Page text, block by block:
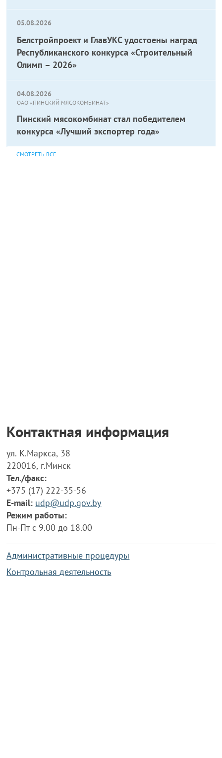
05.08.2026
Белстройпроект и ГлавУКС удостоены наград
Республиканского конкурса «Строительный
Олимп – 2026»
04.08.2026
ОАО «ПИНСКИЙ МЯСОКОМБИНАТ»
Пинский мясокомбинат стал победителем
конкурса «Лучший экспортер года»
СМОТРЕТЬ ВСЕ
Контактная информация
ул. К.Маркса, 38
220016, г.Минск
Тел./факс:
+375 (17) 222-35-56
E-mail: udp@udp.gov.by
Режим работы:
Пн-Пт с 9.00 до 18.00
Административные процедуры
Контрольная деятельность